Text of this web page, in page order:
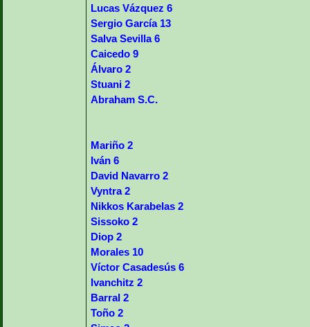
Lucas Vázquez 6
Sergio García 13
Salva Sevilla 6
Caicedo 9
Álvaro 2
Stuani 2
Abraham S.C.
Mariño 2
Iván 6
David Navarro 2
Vyntra 2
Nikkos Karabelas 2
Sissoko 2
Diop 2
Morales 10
Víctor Casadesús 6
Ivanchitz 2
Barral 2
Toño 2